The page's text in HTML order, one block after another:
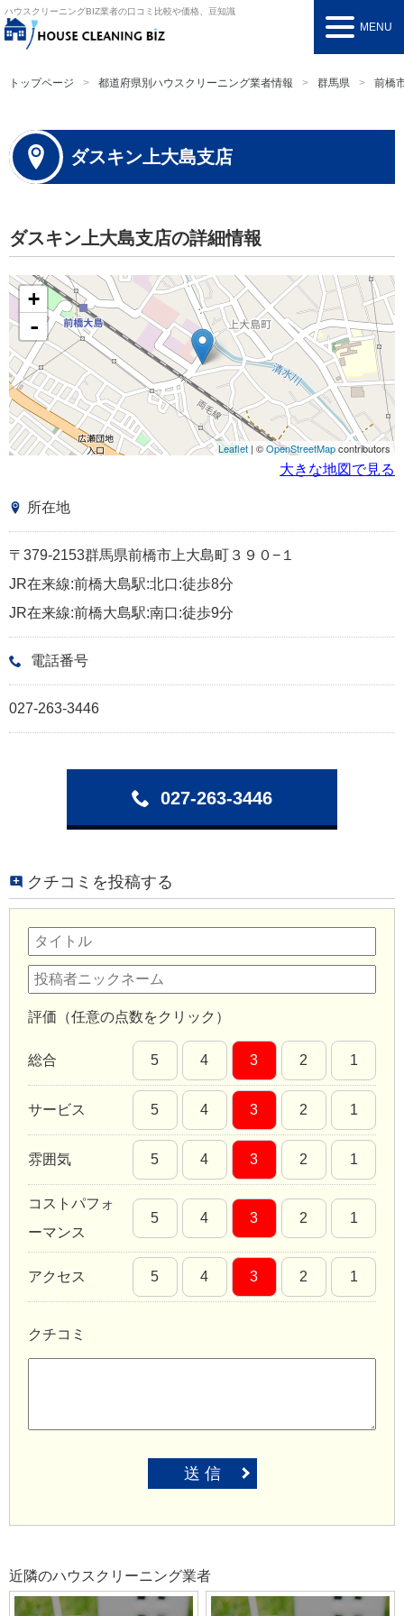
ハウスクリーニングBIZ業者の口コミ比較や価格、豆知識
MENU
トップページ 都道府県別ハウスクリーニング業者情報 群馬県 前橋
ダスキン上大島支店
ダスキン上大島支店の詳細情報
+
-
Leaflet | ©OpenStreetMapcontributors
大きな地図で見る
所在地
〒379-2153群馬県前橋市上大島町３９０−１
JR在来線:前橋大島駅:北口:徒歩8分
JR在来線:前橋大島駅:南口:徒歩9分
電話番号
027-263-3446
027-263-3446
クチコミを投稿する
評価（任意の点数をクリック）
総合 5 4 3 2 1
サービス 5 4 3 2 1
雰囲気 5 4 3 2 1
コストパフォ
ーマンス
5 4 3 2 1
アクセス 5 4 3 2 1
クチコミ
送 信
近隣のハウスクリーニング業者